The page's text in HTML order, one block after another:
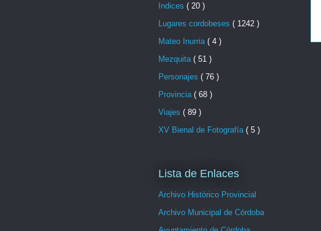
Indices ( 20 )
Lugares cordobeses ( 1242 )
Mateo Inurria ( 4 )
Mezquita ( 51 )
Personajes ( 76 )
Provincia ( 68 )
Viajes ( 89 )
XV Bienal de Fotografía ( 5 )
Lista de Enlaces
Archivo Histórico Provincial
Archivo Municipal de Córdoba